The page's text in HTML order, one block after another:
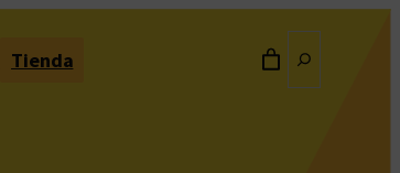
Tienda